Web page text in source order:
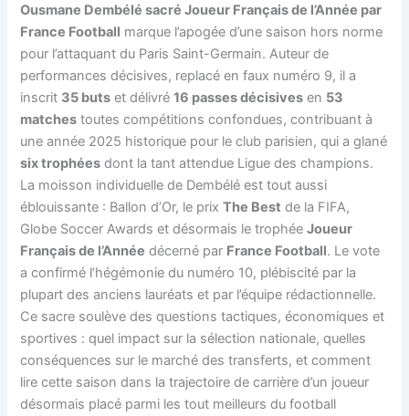
Ousmane Dembélé sacré Joueur Français de l’Année par
France Football marque l’apogée d’une saison hors norme
pour l’attaquant du Paris Saint-Germain. Auteur de
performances décisives, replacé en faux numéro 9, il a
inscrit 35 buts et délivré16 passes décisives en 53
matches toutes compétitions confondues, contribuant à
une année 2025 historique pour le club parisien, qui a glané
six trophées dont la tant attendue Ligue des champions.
La moisson individuelle de Dembélé est tout aussi
éblouissante : Ballon d’Or, le prixThe Best de la FIFA,
Globe Soccer Awards et désormais le trophéeJoueur
Français de l’Année décerné par France Football. Le vote
a confirmé l’hégémonie du numéro 10, plébiscité par la
plupart des anciens lauréats et par l’équipe rédactionnelle.
Ce sacre soulève des questions tactiques, économiques et
sportives : quel impact sur la sélection nationale, quelles
conséquences sur le marché des transferts, et comment
lire cette saison dans la trajectoire de carrière d’un joueur
désormais placé parmi les tout meilleurs du football